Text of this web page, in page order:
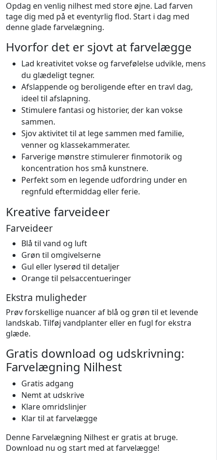
Opdag en venlig nilhest med store øjne. Lad farven
tage dig med på et eventyrlig flod. Start i dag med
denne glade farvelægning.
Hvorfor det er sjovt at farvelægge
Lad kreativitet vokse og farvefølelse udvikle, mens
du glædeligt tegner.
Afslappende og beroligende efter en travl dag,
ideel til afslapning.
Stimulere fantasi og historier, der kan vokse
sammen.
Sjov aktivitet til at lege sammen med familie,
venner og klassekammerater.
Farverige mønstre stimulerer finmotorik og
koncentration hos små kunstnere.
Perfekt som en legende udfordring under en
regnfuld eftermiddag eller ferie.
Kreative farveideer
Farveideer
Blå til vand og luft
Grøn til omgivelserne
Gul eller lyserød til detaljer
Orange til pelsaccentueringer
Ekstra muligheder
Prøv forskellige nuancer af blå og grøn til et levende
landskab. Tilføj vandplanter eller en fugl for ekstra
glæde.
Gratis download og udskrivning:
Farvelægning Nilhest
Gratis adgang
Nemt at udskrive
Klare omridslinjer
Klar til at farvelægge
Denne Farvelægning Nilhest er gratis at bruge.
Download nu og start med at farvelægge!